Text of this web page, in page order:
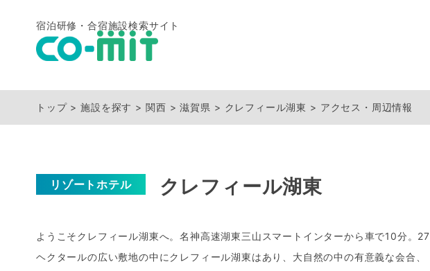
宿泊研修・合宿施設検索サイト
トップ 施設を探す 関西 滋賀県 クレフィール湖東 アクセス・周辺情報
リゾートホテル クレフィール湖東
ようこそクレフィール湖東へ。名神高速湖東三山スマートインターから車で10分。27
ヘクタールの広い敷地の中にクレフィール湖東はあり、大自然の中の有意義な会合、